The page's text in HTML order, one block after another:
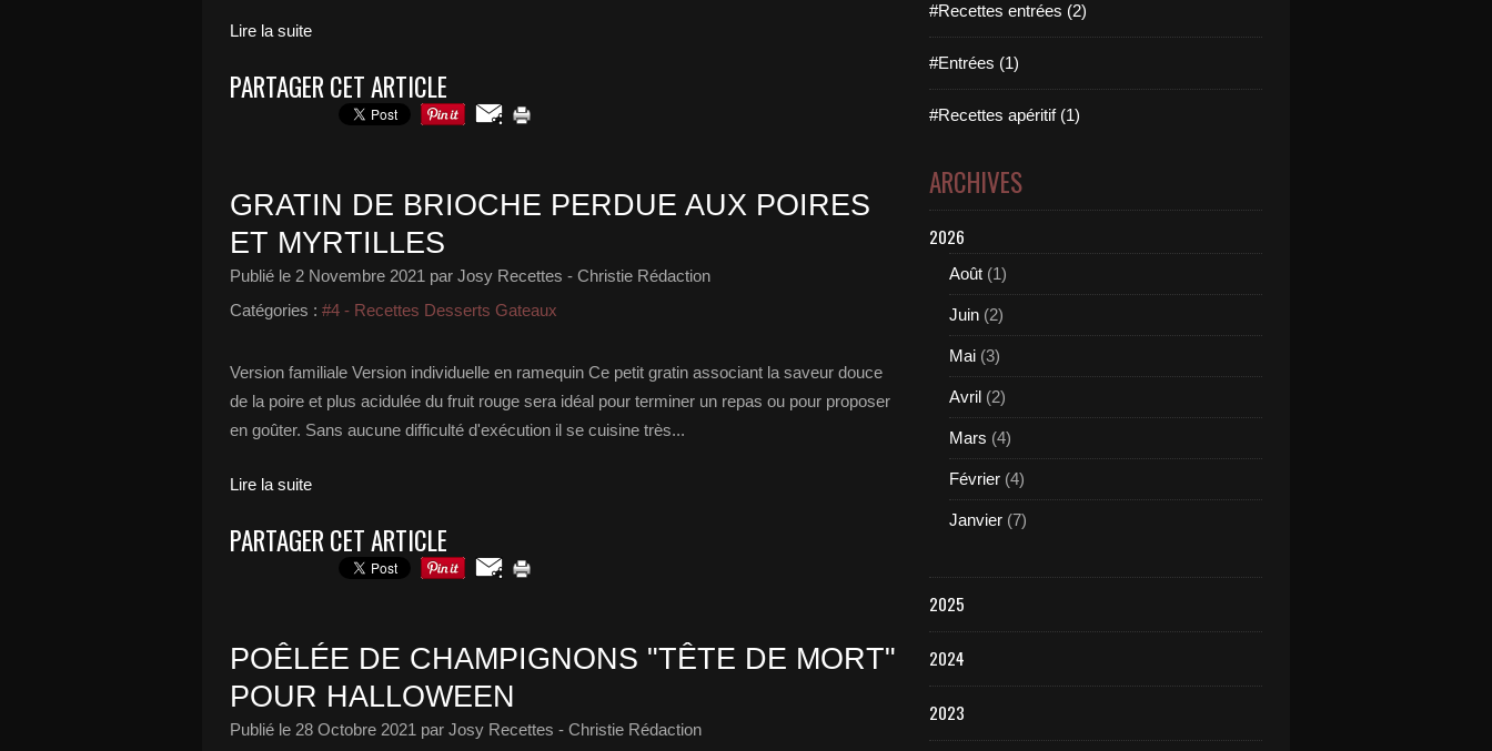
Lire la suite
PARTAGER CET ARTICLE
GRATIN DE BRIOCHE PERDUE AUX POIRES
ET MYRTILLES
Publié le 2 Novembre 2021 par Josy Recettes - Christie Rédaction
Catégories : #4 - Recettes Desserts Gateaux
Version familiale Version individuelle en ramequin Ce petit gratin associant la saveur douce
de la poire et plus acidulée du fruit rouge sera idéal pour terminer un repas ou pour proposer
en goûter. Sans aucune difficulté d'exécution il se cuisine très...
Lire la suite
PARTAGER CET ARTICLE
POÊLÉE DE CHAMPIGNONS "TÊTE DE MORT"
POUR HALLOWEEN
Publié le 28 Octobre 2021 par Josy Recettes - Christie Rédaction
#Recettes entrées (2)
#Entrées (1)
#Recettes apéritif (1)
ARCHIVES
2026
Août (1)
Juin (2)
Mai (3)
Avril (2)
Mars (4)
Février (4)
Janvier (7)
2025
2024
2023